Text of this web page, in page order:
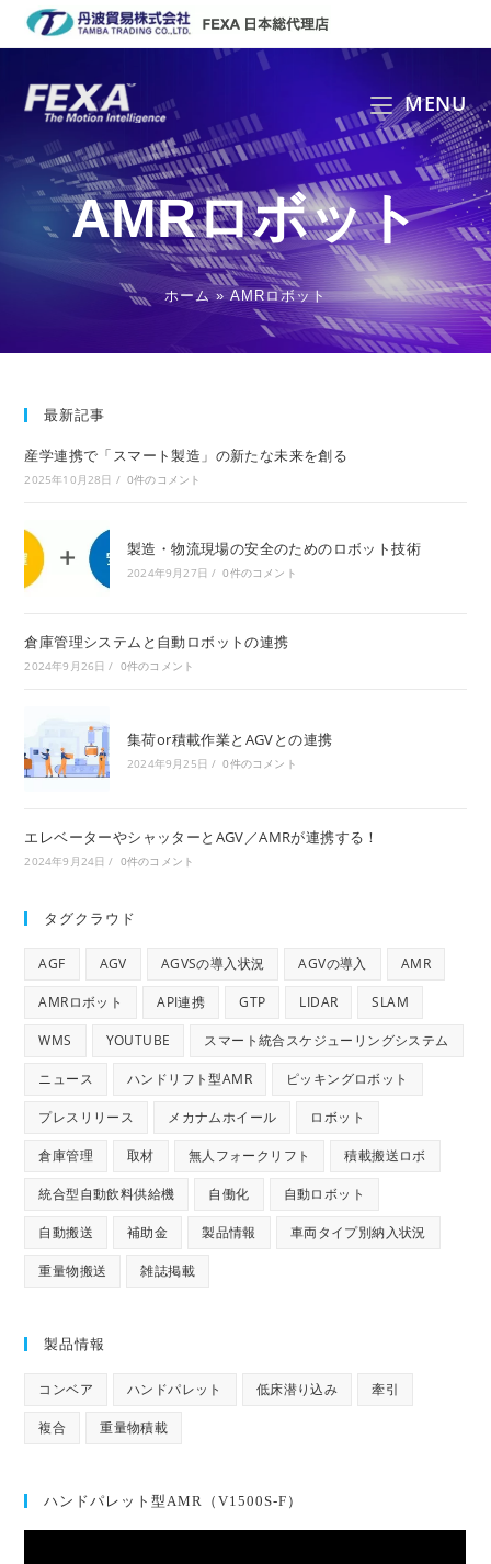
へ
MENU
AMRロボット
ホーム» AMRロボット
最新記事
産学連携で「スマート製造」の新たな未来を創る
2025年10月28日 / 0件のコメント
製造・物流現場の安全のためのロボット技術
2024年9月27日 / 0件のコメント
倉庫管理システムと自動ロボットの連携
2024年9月26日 / 0件のコメント
集荷or積載作業とAGVとの連携
2024年9月25日 / 0件のコメント
エレベーターやシャッターとAGV／AMRが連携する！
2024年9月24日 / 0件のコメント
タグクラウド
AGF AGV AGVSの導入状況 AGVの導入 AMR
AMRロボット API連携 GTP LIDAR SLAM
WMS YOUTUBE スマート統合スケジューリングシステム
ニュース ハンドリフト型AMR ピッキングロボット
プレスリリース メカナムホイール ロボット
倉庫管理 取材 無人フォークリフト 積載搬送ロボ
統合型自動飲料供給機 自働化 自動ロボット
自動搬送 補助金 製品情報 車両タイプ別納入状況
重量物搬送 雑誌掲載
製品情報
コンベア ハンドパレット 低床潜り込み 牽引
複合 重量物積載
ハンドパレット型AMR（V1500S-F）